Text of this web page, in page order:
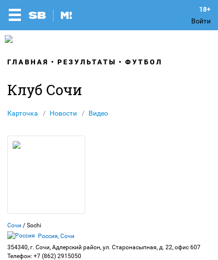
Войти
ГЛАВНАЯ РЕЗУЛЬТАТЫ ФУТБОЛ
Клуб Сочи
Карточка Новости Видео
Сочи / Sochi
Россия, Сочи
354340, г. Сочи, Адлерский район, ул. Старонасыпная, д. 22, офис 607
Телефон: +7 (862) 2915050